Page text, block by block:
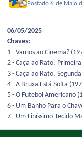
Postado6 de Maio
06/05/2025
Chaves:
1 - Vamos ao Cinema?
2 - Caça ao Rato,
3 - Caça ao Rato,
4 - A Bruxa Está Solta
5 - O Futebol Americano
6 - Um Banho Para o
7 - Um Finíssimo Tecido